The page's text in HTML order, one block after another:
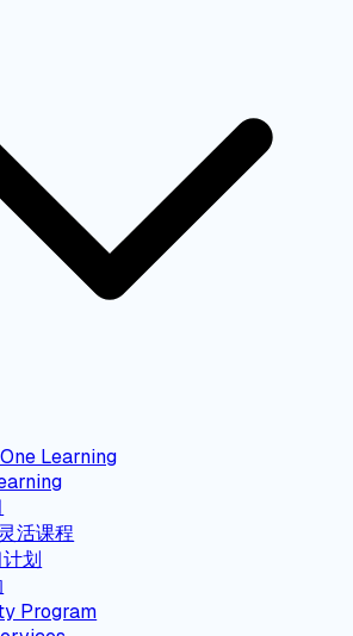
Learning
活课程
划
Program